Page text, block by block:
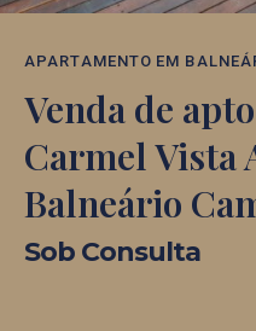
APARTAMENTO EM
Venda de
Carmel Vista
Balneário
Sob Consulta